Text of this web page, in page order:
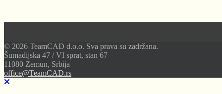
© 2026 TeamCAD d.o.o. Sva prava su zadržana.
Šumadijska 47 / VI sprat, stan 67
11080 Zemun, Srbija
office@TeamCAD.rs